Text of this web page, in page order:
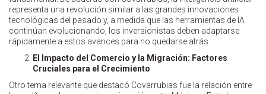
representa una revolución similar a las grandes innovaciones
tecnológicas del pasado y, a medida que las herramientas de IA
continúan evolucionando, los inversionistas deben adaptarse
rápidamente a estos avances para no quedarse atrás.
El Impacto del Comercio y la Migración: Factores
Cruciales para el Crecimiento
Otro tema relevante que destacó Covarrubias fue la relación entre